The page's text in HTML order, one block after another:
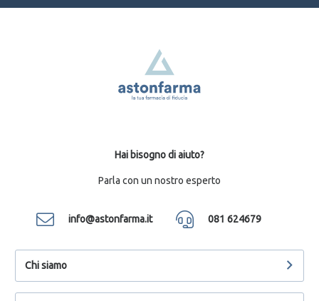
Hai bisogno di aiuto?
Parla con un nostro esperto
info@astonfarma.it 081 624679
Chi siamo